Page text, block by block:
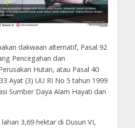
dakwaan alternatif, Pasal 92
Pencegahan dan
Hutan, atau Pasal 40
Ayat (3) UU RI No 5 tahun 1999
Sumber Daya Alam Hayati dan
3,69 hektar di Dusun VI,